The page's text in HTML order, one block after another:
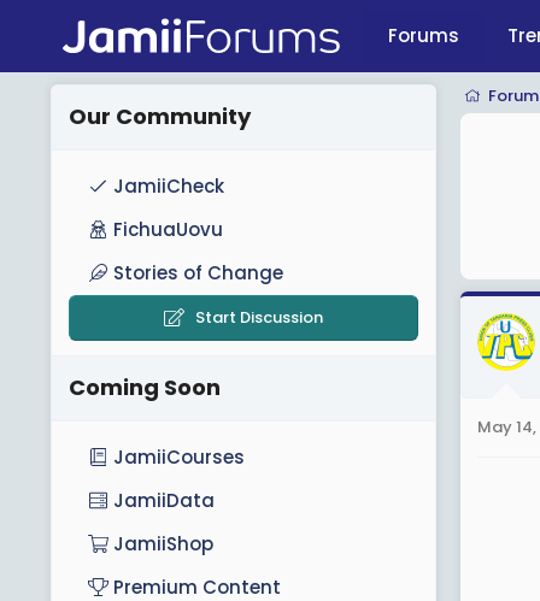
Forums
May
Our Community
JamiiCheck
FichuaUovu
Stories of Change
Start Discussion
Coming Soon
JamiiCourses
JamiiData
JamiiShop
Premium Content